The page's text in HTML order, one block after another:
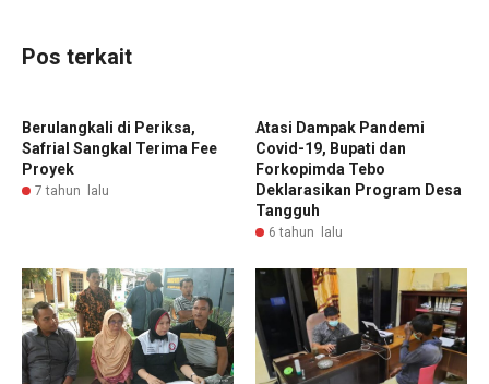
Pos terkait
Berulangkali di Periksa,
Safrial Sangkal Terima Fee
Proyek
7 tahun lalu
Atasi Dampak Pandemi
Covid-19, Bupati dan
Forkopimda Tebo
Deklarasikan Program Desa
Tangguh
6 tahun lalu